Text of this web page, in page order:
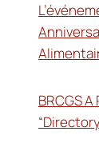
BRCGS